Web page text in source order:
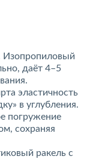
Изопропиловый
даёт 4–5
эластичность
в углубления.
погружение
сохраняя
ракель с